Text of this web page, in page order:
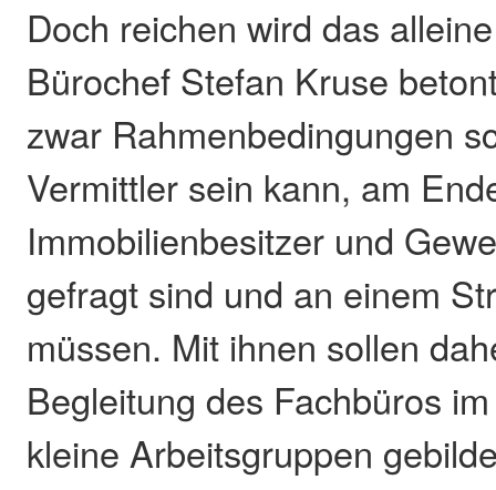
Doch reichen wird das
Bürochef Stefan Kruse
zwar Rahmenbedingungen
Vermittler sein kann, am
Immobilienbesitzer und
gefragt sind und an einem
müssen. Mit ihnen sollen
Begleitung des Fachbüros
kleine Arbeitsgruppen